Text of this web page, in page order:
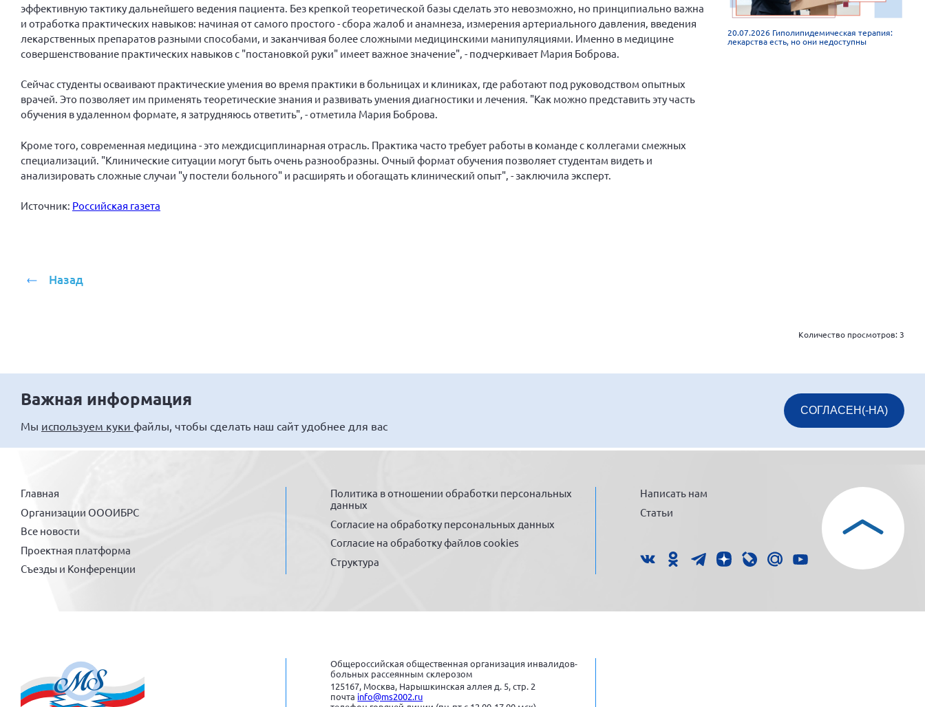
эффективную тактику дальнейшего ведения пациента. Без крепкой теоретической базы сделать это невозможно, но принципиально важна
и отработка практических навыков: начиная от самого простого - сбора жалоб и анамнеза, измерения артериального давления, введения
лекарственных препаратов разными способами, и заканчивая более сложными медицинскими манипуляциями. Именно в медицине
совершенствование практических навыков с "постановкой руки" имеет важное значение", - подчеркивает Мария Боброва.
Сейчас студенты осваивают практические умения во время практики в больницах и клиниках, где работают под руководством опытных
врачей. Это позволяет им применять теоретические знания и развивать умения диагностики и лечения. "Как можно представить эту часть
обучения в удаленном формате, я затрудняюсь ответить", - отметила Мария Боброва.
Кроме того, современная медицина - это междисциплинарная отрасль. Практика часто требует работы в команде с коллегами смежных
специализаций. "Клинические ситуации могут быть очень разнообразны. Очный формат обучения позволяет студентам видеть и
анализировать сложные случаи "у постели больного" и расширять и обогащать клинический опыт", - заключила эксперт.
Источник: Российская газета
20.07.2026 Гиполипидемическая терапия:
лекарства есть, но они недоступны
Назад
Количество просмотров:3
Важная информация
Мы используем куки файлы, чтобы сделать наш сайт удобнее для вас
СОГЛАСЕН(-НА)
Главная
Организации ОООИБРС
Все новости
Проектная платформа
Съезды и Конференции
Политика в отношении обработки персональных
данных
Согласие на обработку персональных данных
Согласие на обработку файлов cookies
Структура
Написать нам
Статьи
Общероссийская общественная организация инвалидов-
больных рассеянным склерозом
125167, Москва, Нарышкинская аллея д. 5, стр. 2
почта info@ms2002.ru